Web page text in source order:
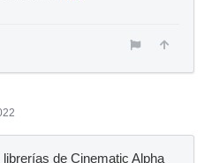
de Cinematic Alpha